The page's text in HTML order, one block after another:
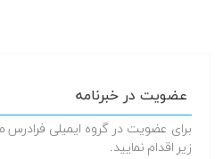
عضویت در خبرنامه
برای عضویت در گروه ایمیلی فرادرس
زیر اقدام نمایید.